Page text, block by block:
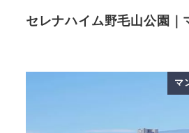
セレナハイム野毛山公園｜
マ